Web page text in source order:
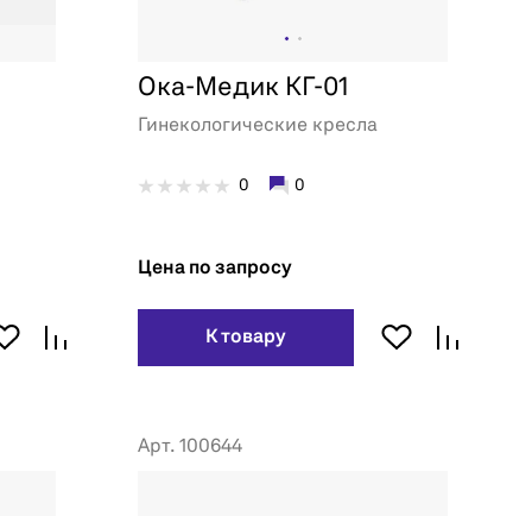
Ока-Медик КГ-01
Гинекологические кресла
0 0
Цена по запросу
К товару
Арт. 100644